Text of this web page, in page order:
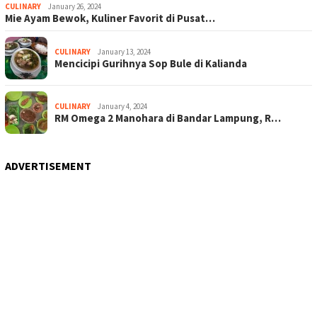
CULINARY January 26, 2024
Mie Ayam Bewok, Kuliner Favorit di Pusat…
CULINARY January 13, 2024
Mencicipi Gurihnya Sop Bule di Kalianda
CULINARY January 4, 2024
RM Omega 2 Manohara di Bandar Lampung, R…
ADVERTISEMENT